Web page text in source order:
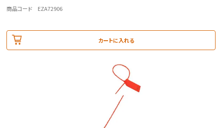
商品コード EZA72906
カートに入れる